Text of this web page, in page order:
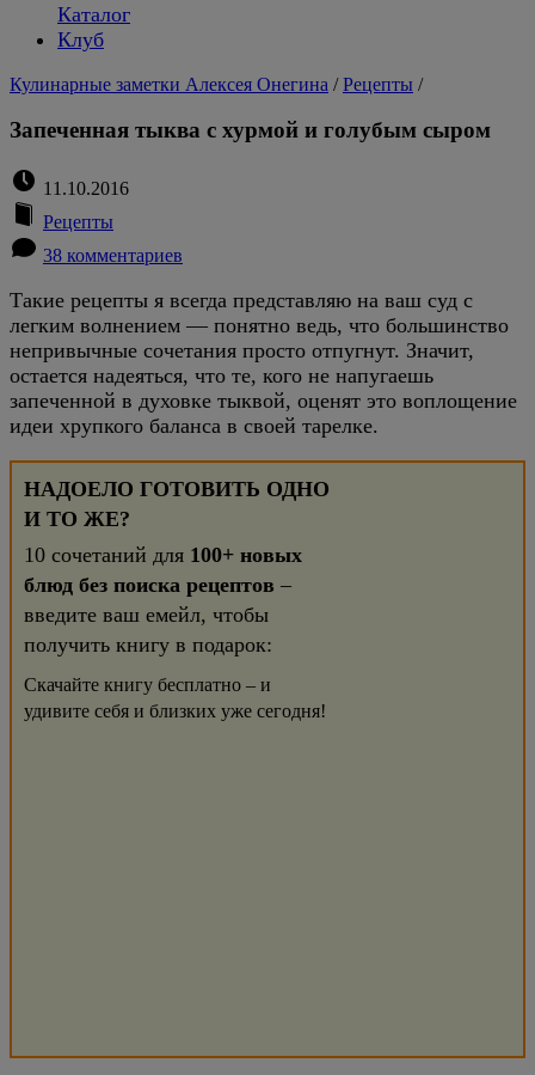
Каталог
Клуб
Кулинарные заметки Алексея Онегина /Рецепты /
Запеченная тыква с хурмой и голубым сыром
11.10.2016
Рецепты
38 комментариев
Такие рецепты я всегда представляю на ваш суд с
легким волнением — понятно ведь, что большинство
непривычные сочетания просто отпугнут. Значит,
остается надеяться, что те, кого не напугаешь
запеченной в духовке тыквой, оценят это воплощение
идеи хрупкого баланса в своей тарелке.
НАДОЕЛО ГОТОВИТЬ ОДНО
И ТО ЖЕ?
10 сочетаний для 100+ новых
блюд без поиска рецептов –
введите ваш емейл, чтобы
получить книгу в подарок:
Скачайте книгу бесплатно – и
удивите себя и близких уже сегодня!